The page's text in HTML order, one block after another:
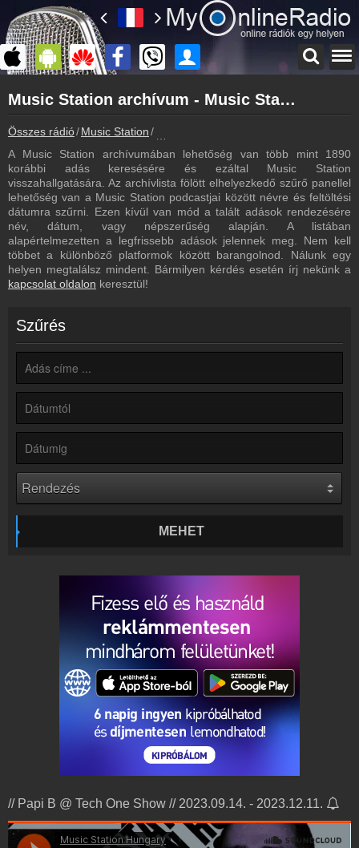
myonlineradio.hu
Music Station
Vissza a Music Station oldalára
Bejelentkezés
Hozz létre saját fiókot!
Most szól
Tudd meg mi szólt eddig
Kapcsolat
Írj nekünk!
Partnerek
Rádió beágyazás
Ágyazd be weboldaladba
Online rádió készítés
Készítés lépésről lépésre
Music Station archívum - Music Station podcasts - Music Station visszahallgatás
Összes rádió Music Station
A Music Station archívumában lehetőség van több mint 1890
korábbi adás keresésére és ezáltal Music Station
visszahallgatására. Az archívlista fölött elhelyezkedő szűrő panellel
lehetőség van a Music Station podcastjai között névre és feltöltési
dátumra szűrni. Ezen kívül van mód a talált adások rendezésére
név, dátum, vagy népszerűség alapján. A listában
alapértelmezetten a legfrissebb adások jelennek meg. Nem kell
többet a különböző platformok között barangolnod. Nálunk egy
helyen megtalálsz mindent. Bármilyen kérdés esetén írj nekünk a
kapcsolat oldalon keresztül!
Szűrés
MEHET
// Papi B @ Tech One Show // 2023.09.14. - 2023.12.11.